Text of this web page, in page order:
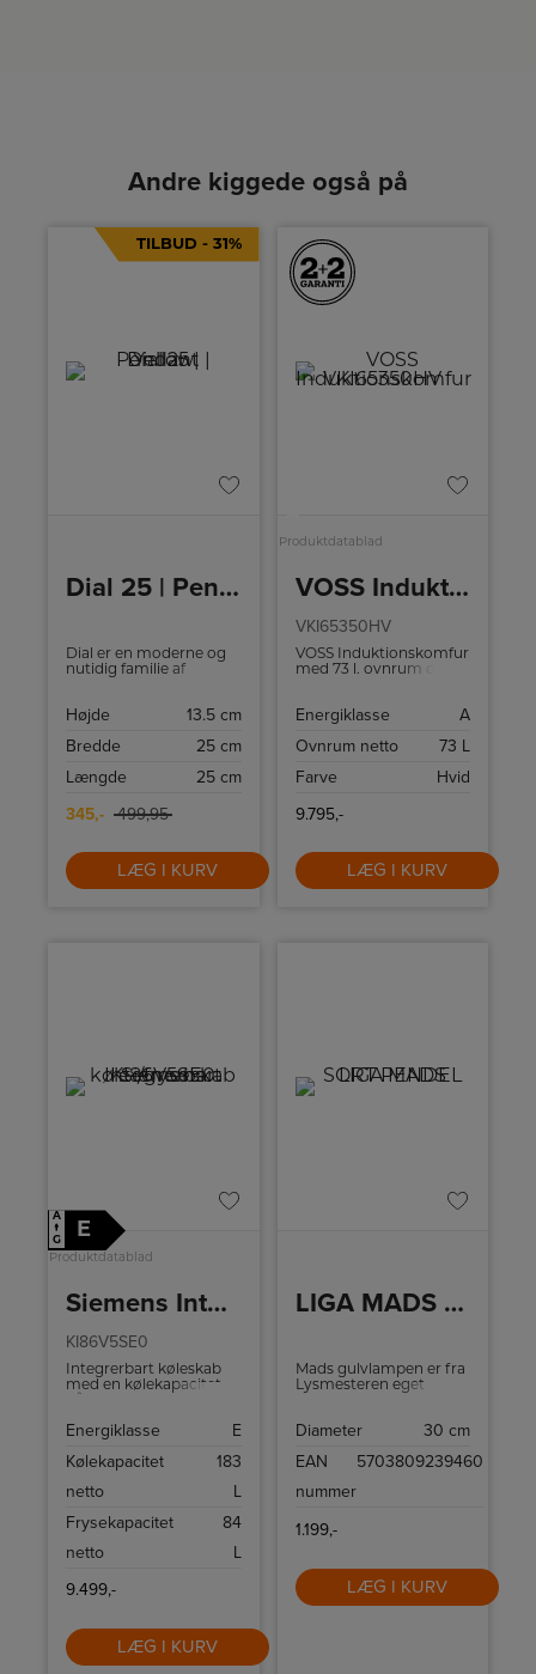
Andre kiggede også på
TILBUD - 31%
Dial 25 | Pendant | Yellow
Dial er en moderne og
nutidig familie af
lysdesign fra 50'erne.
Højde
13.5 cm
Bredde
25 cm
Længde
25 cm
345,-
499,95
LÆG I KURV
Produktdatablad
VOSS Induktionskomfur
VKI65350HV
VOSS Induktionskomfur
med 73 l. ovnrum og
Energiklasse
A
Ovnrum netto
73 L
Farve
Hvid
9.795,-
LÆG I KURV
A
↑
G
E
Produktdatablad
Siemens Integrerbart køle-/fryseskab
KI86V5SE0
Integrerbart køleskab
med en kølekapacitet
liter.
Energiklasse
E
Kølekapacitet
netto
183
L
Frysekapacitet
netto
84
L
9.499,-
LÆG I KURV
LIGA MADS SORT PENDEL
Mads gulvlampen er fra
Lysmesteren eget
med sort stativ og
udtryk er elegant og
sit kugleformede glas.
Diameter
30 cm
EAN
nummer
5703809239460
1.199,-
LÆG I KURV